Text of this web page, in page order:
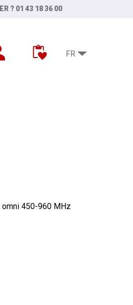
? 01 43 18 36 00
FR
omni 450-960 MHz